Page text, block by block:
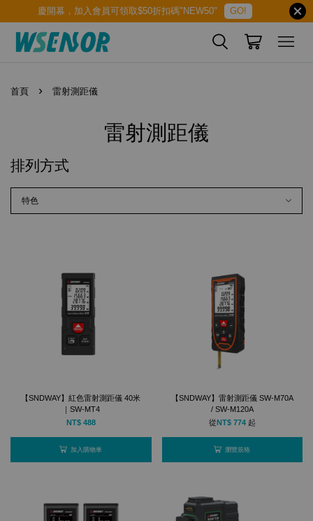
慶開幕，加入會員可領取$50折扣碼"NEW50" GO!
首頁 › 雷射測距儀
雷射測距儀
排列方式
【SNDWAY】紅色雷射測距儀 40米
｜SW-MT4
NT$ 488
加入購物車
【SNDWAY】雷射測距儀 SW-M70A
/ SW-M120A
從 NT$ 774 起
瀏覽規格